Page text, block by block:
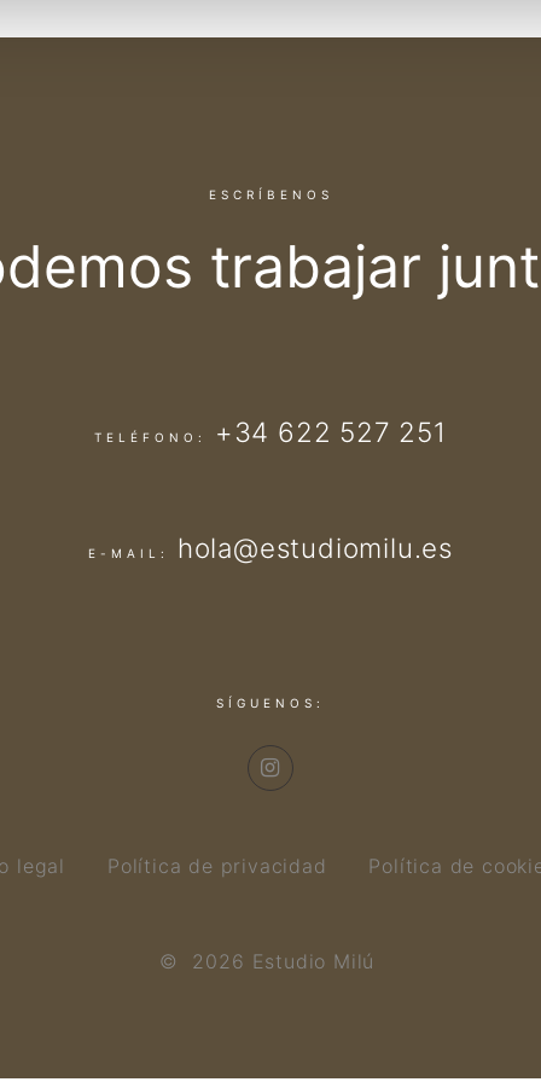
ESCRÍBENOS
trabajar
TELÉFONO: +34 622 527 251
E-MAIL: hola@estudiomilu.es
SÍGUENOS:
legal Política de privacidad Política de
© 2026 Estudio Milú